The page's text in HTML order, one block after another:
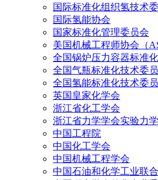
国际标准化组织氢技术
国际氢能协会
国家标准化管理委员会
美国机械工程师协会（
全国锅炉压力容器标准
全国气瓶标准化技术委
全国氢能标准化技术委员
英国皇家化学会
浙江省化工学会
浙江省力学学会实验力
中国工程院
中国化工学会
中国机械工程学会
中国石油和化学工业联